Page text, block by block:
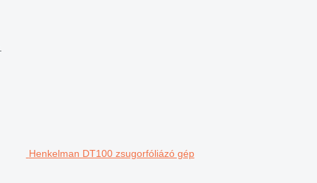
Henkelman DT100 zsugorfóliázó gép